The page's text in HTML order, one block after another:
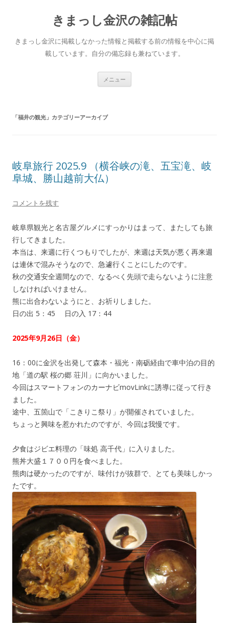
きまっし金沢の雑記帖
きまっし金沢に掲載しなかった情報と掲載する前の情報を中心に掲
載しています。自分の備忘録も兼ねています。
メニュー
「福井の観光 」カテゴリーアーカイブ
岐阜旅行 2025.9 （横谷峡の滝、五宝滝、岐
阜城、勝山越前大仏）
コメントを残す
岐阜県観光と名古屋グルメにすっかりはまって、またしても旅
行してきました。
本当は、来週に行くつもりでしたが、来週は天気が悪く再来週
は連休で混みそうなので、急遽行くことにしたのです。
秋の交通安全週間なので、なるべく先頭で走らないように注意
しなければいけません。
熊に出合わないようにと、お祈りしました。
日の出 5：45 日の入 17：44
2025年9月26日（金）
16：00に金沢を出発して森本・福光・南砺経由で車中泊の目的
地「道の駅 桜の郷 荘川」に向かいました。
今回はスマートフォンのカーナビmovLinkに誘導に従って行き
ました。
途中、五箇山で「こきりこ祭り」が開催されていました。
ちょっと興味を惹かれたのですが、今回は我慢です。
夕食はジビエ料理の「味処 高千代」に入りました。
熊丼大盛１７００円を食べました。
熊肉は硬かったのですが、味付けが抜群で、とても美味しかっ
たです。